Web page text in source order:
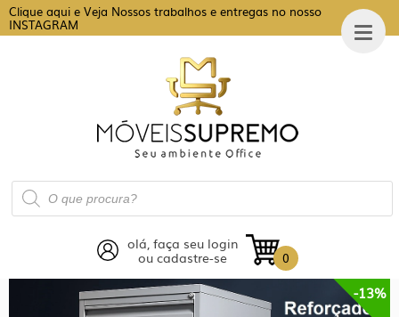
Clique aqui e Veja Nossos trabalhos e entregas no nosso
INSTAGRAM
Pesquisar
produtos
0
olá, faça seu login
ou cadastre-se
-13%